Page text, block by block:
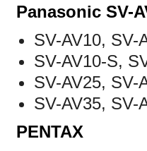
Panasonic SV-
SV-AV10, SV-
SV-AV10-S,
SV-AV25, SV-
SV-AV35, SV-
PENTAX